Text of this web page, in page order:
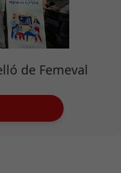
de Femeval